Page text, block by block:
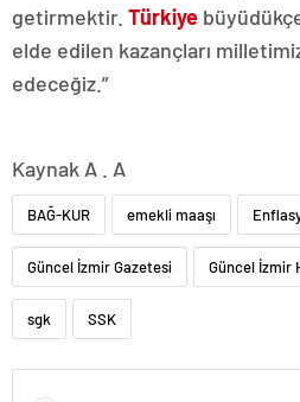
getirmektir. Türkiye
elde edilen kazançları
edeceğiz.”
Kaynak A . A
BAĞ-KUR emekli maaşı
Güncel İzmir Gazetesi Güncel İzmir
sgk SSK